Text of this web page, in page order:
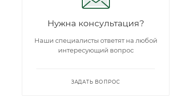
Нужна консультация?
Наши специалисты ответят на любой
интересующий вопрос
ЗАДАТЬ ВОПРОС